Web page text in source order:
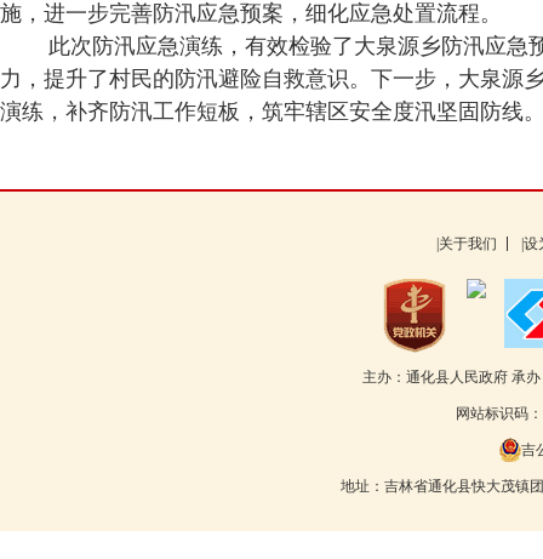
施，进一步完善防汛应急预案，细化应急处置流程。
此次防汛应急演练，有效检验了大泉源乡防汛应急
力，提升了村民的防汛避险自救意识。下一步，大泉源
演练，补齐防汛工作短板，筑牢辖区安全度汛坚固防线
|关于我们 |
主办：通化县人民政府 承
网站标识码
吉
地址：吉林省通化县快大茂镇